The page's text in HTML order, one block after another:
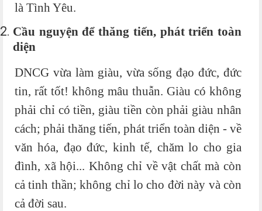
là Tình Yêu.
Cầu nguyện để thăng tiến, phát triển toàn
diện
DNCG vừa làm giàu, vừa sống đạo đức, đức
tin, rất tốt! không mâu thuẫn. Giàu có không
phải chỉ có tiền, giàu tiền còn phải giàu nhân
cách; phải thăng tiến, phát triển toàn diện - về
văn hóa, đạo đức, kinh tế, chăm lo cho gia
đình, xã hội... Không chỉ về vật chất mà còn
cả tinh thần; không chỉ lo cho đời này và còn
cả đời sau.